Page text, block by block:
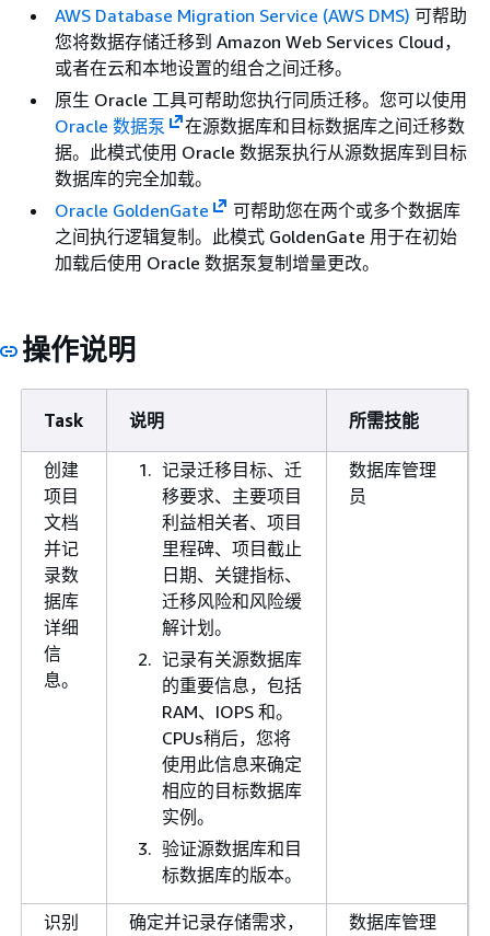
AWS Database Migration Service (AWS DMS) 可帮助
您将数据存储迁移到 Amazon Web Services Cloud，
或者在云和本地设置的组合之间迁移。
原生 Oracle 工具可帮助您执行同质迁移。您可以使用
Oracle 数据泵
在源数据库和目标数据库之间迁移数
据。此模式使用 Oracle 数据泵执行从源数据库到目标
数据库的完全加载。
Oracle GoldenGate
可帮助您在两个或多个数据库
之间执行逻辑复制。此模式 GoldenGate 用于在初始
加载后使用 Oracle 数据泵复制增量更改。
操作说明
Task 说明 所需技能
创建
项目
文档
并记
录数
据库
详细
信
息。
记录迁移目标、迁
移要求、主要项目
利益相关者、项目
里程碑、项目截止
日期、关键指标、
迁移风险和风险缓
解计划。
记录有关源数据库
的重要信息，包括
RAM、IOPS 和。
CPUs稍后，您将
使用此信息来确定
相应的目标数据库
实例。
验证源数据库和目
标数据库的版本。
数据库管理
员
识别
确定并记录存储需求，
数据库管理